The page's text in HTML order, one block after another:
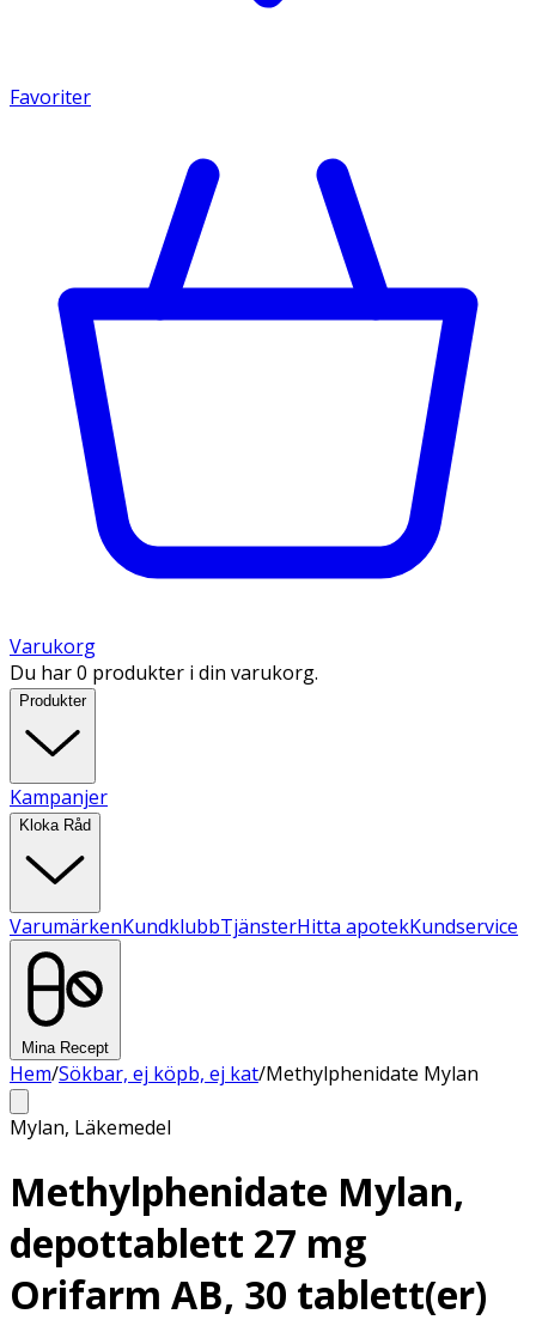
Favoriter
Varukorg
Du har 0 produkter i din varukorg.
Produkter
Kampanjer
Kloka Råd
VarumärkenKundklubbTjänsterHitta apotekKundservice
Mina Recept
Hem/Sökbar, ej köpb, ej kat/Methylphenidate Mylan
Mylan, Läkemedel
Methylphenidate Mylan,
depottablett 27 mg
Orifarm AB, 30 tablett(er)